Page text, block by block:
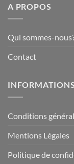
A PROPOS
Qui sommes-
Contact
Conditions
Mentions Légales
Politique de